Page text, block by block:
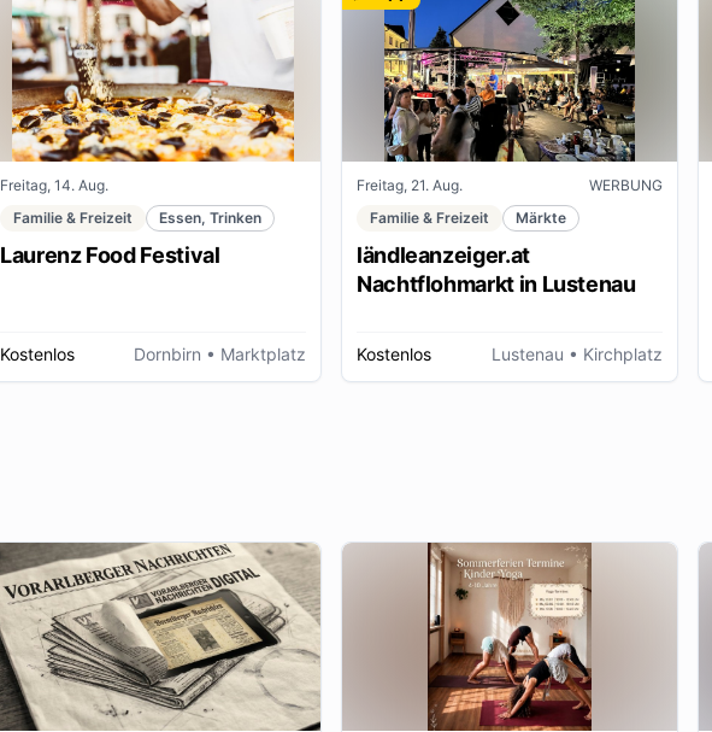
Freitag, 14. Aug.
Familie & Freizeit
Essen, Trinken
Laurenz Food Festival
Kostenlos Dornbirn • Marktplatz
Freitag, 21. Aug.
WERBUNG
Familie & Freizeit
Märkte
ländleanzeiger.at
Nachtflohmarkt in Lustenau
Kostenlos Lustenau • Kirchplatz